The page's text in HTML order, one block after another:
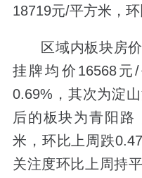
18719元/平方米，环
区域内板块房价
挂牌均价16568
0.69%，其次为淀
后的板块为青阳路
米，环比上周跌
关注度环比上周持